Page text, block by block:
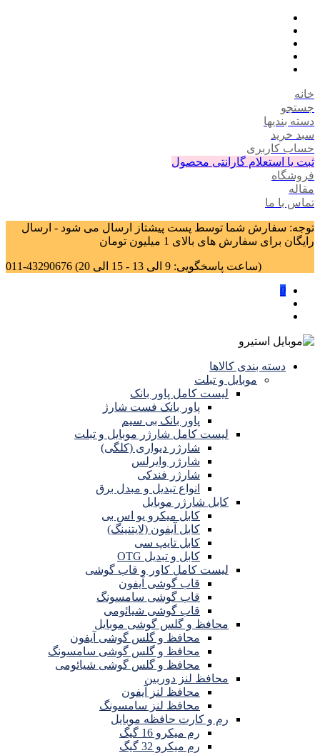
خانه
جستجو
دسته بندیها
سبد خرید
حساب کاربری
ثبت یا استعلام گارانتی محصول
فروشگاه
مقاله
تماس با ما
توجه: سفارش شما توسط پست پیشتاز ارسال می شود - ارسال
رایگان برای سفارش های بالای 1 میلیون تومان
011-43290676 (ساعت پاسخگویی: 9 الی 13 - 15 الی 20)
0
دسته بندی کالاها
موبایل و تبلت
لیست کامل پاور بانک
پاور بانک فست شارژ
پاور بانک بی سیم
لیست کامل شارژر موبایل و تبلت
شارژر دیواری (کلگی)
شارژر وایرلس
شارژر فندکی
انواع تبدیل و مبدل برق
کابل شارژر موبایل
کابل میکرو یو اس بی
کابل آیفون (لایتنینگ)
کابل تایپ سی
کابل و تبدیل OTG
لیست کامل کاور و قاب گوشی
قاب گوشی آیفون
قاب گوشی سامسونگ
قاب گوشی شیائومی
محافظ و گلس گوشی موبایل
محافظ و گلس گوشی آیفون
محافظ و گلس گوشی سامسونگ
محافظ و گلس گوشی شیائومی
محافظ لنز دوربین
محافظ لنز آیفون
محافظ لنز سامسونگ
رم و کارت حافظه موبایل
رم میکرو 16 گیگ
رم میکرو 32 گیگ